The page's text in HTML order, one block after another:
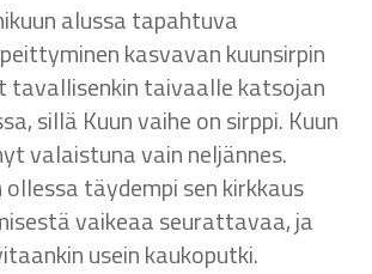
alussa tapahtuva
kasvavan kuunsirpin
tavallisenkin taivaalle katsojan
sillä Kuun vaihe on sirppi. Kuun
valaistuna vain neljännes.
ollessa täydempi sen kirkkaus
vaikeaa seurattavaa, ja
usein kaukoputki.